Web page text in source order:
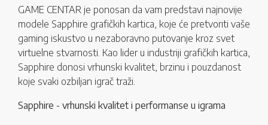
GAME CENTAR je ponosan da vam predstavi najnovije
modele Sapphire grafičkih kartica, koje će pretvoriti vaše
gaming iskustvo u nezaboravno putovanje kroz svet
virtuelne stvarnosti. Kao lider u industriji grafičkih kartica,
Sapphire donosi vrhunski kvalitet, brzinu i pouzdanost
koje svaki ozbiljan igrač traži.
Sapphire - vrhunski kvalitet i performanse u igrama